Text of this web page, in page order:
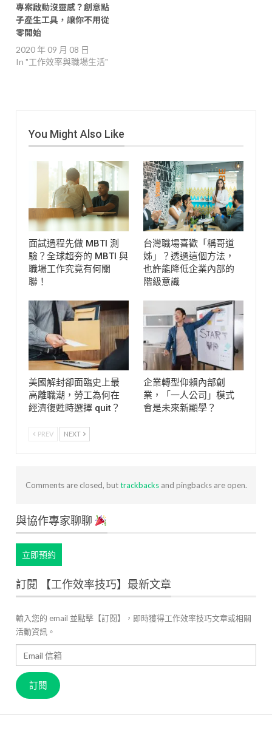
專案啟動沒靈感？創意點
子產生工具，讓你不用從
零開始
2020 年 09 月 08 日
In "工作效率與職場生活"
You Might Also Like
面試過程先做 MBTI 測
驗？全球超夯的 MBTI 與
職場工作究竟有何關
聯！
台灣職場喜歡「稱哥道
姊」？透過這個方法，
也許能降低企業內部的
階級意識
美國解封卻面臨史上最
高離職潮，勞工為何在
經濟復甦時選擇 quit？
企業轉型仰賴內部創
業，「一人公司」模式
會是未來新顯學？
PREV NEXT
Comments are closed, buttrackbacksand pingbacks are open.
與協作專家聊聊
立即預約
訂閱 【工作效率技巧】最新文章
輸入您的 email 並點擊【訂閱】，即時獲得工作效率技巧文章或相關
活動資訊。
信
箱
訂閱